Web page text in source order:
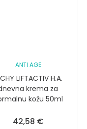
ANTI AGE
LIFTACTIV H.A.
krema za
kožu 50ml
42,58 €